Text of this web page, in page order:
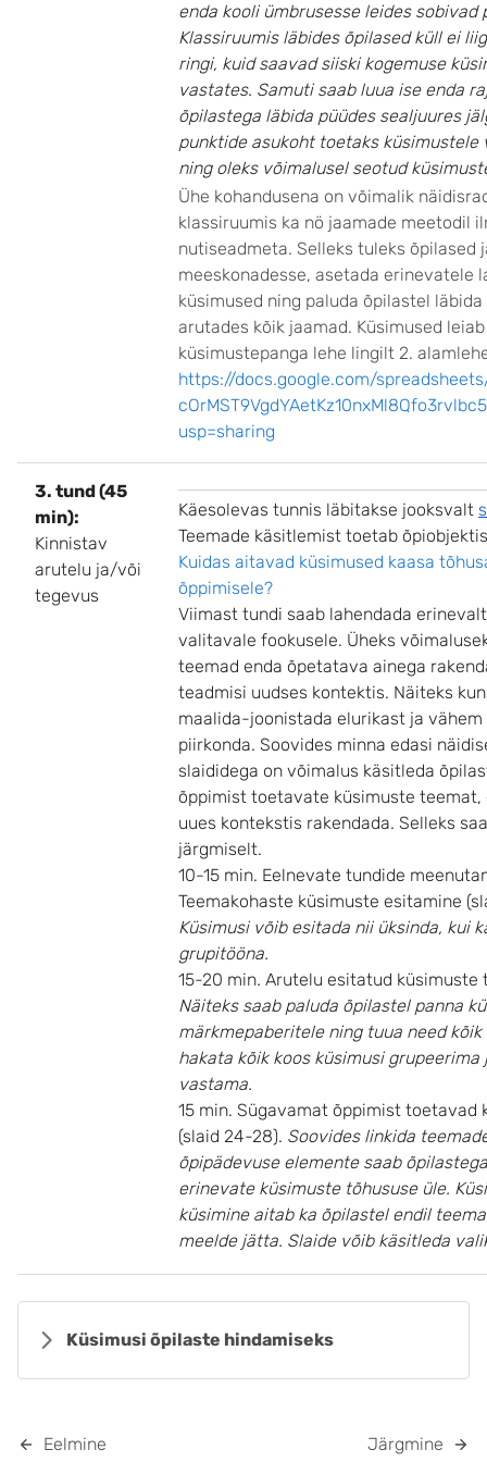
enda kooli ümbrusesse leides sobivad
Klassiruumis läbides õpilased küll ei
ringi, kuid saavad siiski kogemuse
vastates. Samuti saab luua ise enda
õpilastega läbida püüdes sealjuures
punktide asukoht toetaks küsimustele
ning oleks võimalusel seotud
Ühe kohandusena on võimalik
klassiruumis ka nö jaamade meetodil
nutiseadmeta. Selleks tuleks õpilased
meeskonadesse, asetada erinevatele
küsimused ning paluda õpilastel läbida
arutades kõik jaamad. Küsimused leiab
küsimustepanga lehe lingilt 2.
https://docs.google.com/
usp=sharing
3. tund (45
min):
Kinnistav
arutelu ja/või
tegevus
Käesolevas tunnis läbitakse jooksvalt
Teemade käsitlemist toetab
Kuidas aitavad küsimused kaasa
õppimisele?
Viimast tundi saab lahendada
valitavale fookusele. Üheks
teemad enda õpetatava ainega
teadmisi uudses kontektis. Näiteks
maalida-joonistada elurikast ja
piirkonda. Soovides minna edasi
slaididega on võimalus käsitleda
õppimist toetavate küsimuste
uues kontekstis rakendada. Selleks
järgmiselt.
10-15 min. Eelnevate tundide
Teemakohaste küsimuste esitamine
Küsimusi võib esitada nii üksinda, kui
grupitööna.
15-20 min. Arutelu esitatud küsimuste
Näiteks saab paluda õpilastel panna
märkmepaberitele ning tuua need
hakata kõik koos küsimusi grupeerima
vastama.
15 min. Sügavamat õppimist toetavad
(slaid 24-28). Soovides linkida
õpipädevuse elemente saab
erinevate küsimuste tõhususe üle.
küsimine aitab ka õpilastel endil
meelde jätta. Slaide võib käsitleda
Küsimusi õpilaste hindamiseks
Eelmine Järgmine